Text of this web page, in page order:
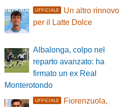
UFFICIALE
Un altro rinnovo
per il Latte Dolce
Albalonga, colpo nel
reparto avanzato: ha
firmato un ex Real
Monterotondo
UFFICIALE
Fiorenzuola,